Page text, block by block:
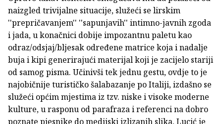
naizgled trivijalne situacije, služeći se lirskim
''prepričavanjem'' ''sapunjavih'' intimno-javnih zgoda
i jada, u konačnici dobije impozantnu paletu kao
odraz/odsjaj/bljesak određene matrice koja i nadalje
buja i kipi generirajući materijal koji je zacijelo stariji
od samog pisma. Učinivši tek jednu gestu, ovdje to je
najobičnije turističko šalabazanje po Italiji, izdašno se
služeći općim mjestima iz tzv. niske i visoke moderne
kulture, u rasponu od parafraza i referenci na dobro
poznate pjesnike do medijski izlizanih slika, Lucić je